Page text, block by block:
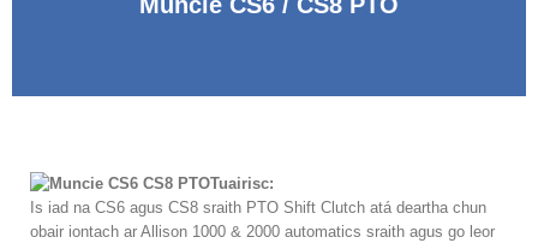
Tuairisc:
Is iad na CS6 agus CS8 sraith PTO Shift Clutch atá deartha chun
obair iontach ar Allison 1000 & 2000 automatics sraith agus go leor